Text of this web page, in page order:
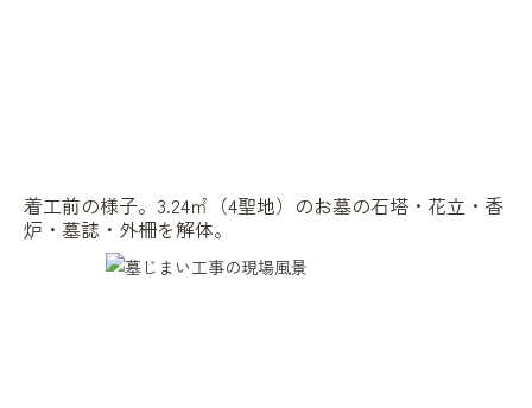
着工前の様子。3.24㎡（4聖地）のお墓の石塔・花立・香
炉・墓誌・外柵を解体。